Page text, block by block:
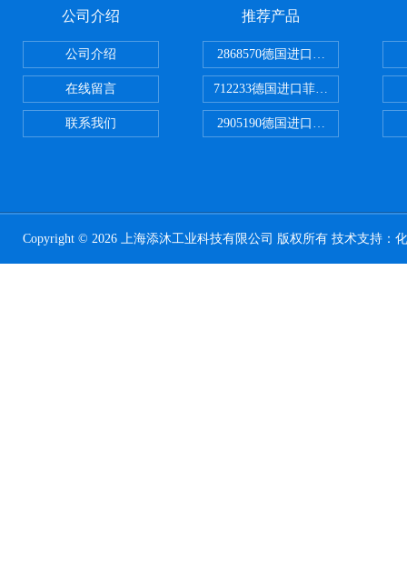
公司介绍
公司介绍
在线留言
联系我们
推荐产品
2868570德国进口菲尼克斯电源
712233德国进口菲尼克斯断路器
2905190德国进口菲尼克斯继电器
Copyright © 2026 上海添沐工业科技有限公司 版权所有 技术支持：